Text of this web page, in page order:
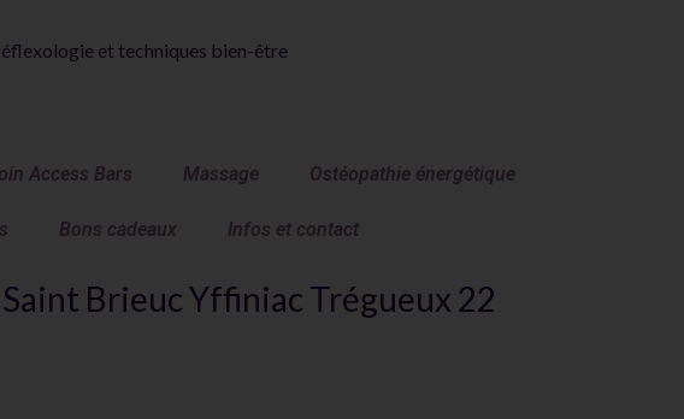
et techniques bien-être
Access Bars Massage Ostéopathie énergétique
Bons cadeaux Infos et contact
Brieuc Yffiniac Trégueux 22